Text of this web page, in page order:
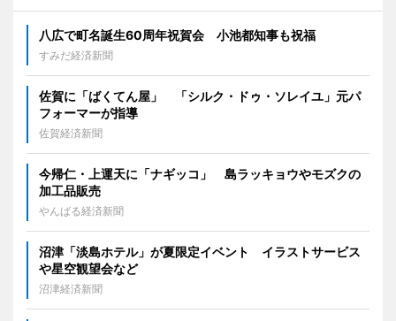
八広で町名誕生60周年祝賀会 小池都知事も祝福
すみだ経済新聞
佐賀に「ばくてん屋」 「シルク・ドゥ・ソレイユ」元パ
フォーマーが指導
佐賀経済新聞
今帰仁・上運天に「ナギッコ」 島ラッキョウやモズクの
加工品販売
やんばる経済新聞
沼津「淡島ホテル」が夏限定イベント イラストサービス
や星空観望会など
沼津経済新聞